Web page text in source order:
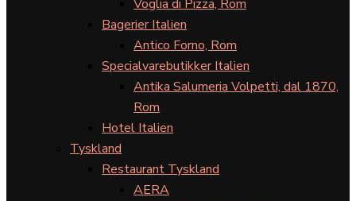
Voglia di Pizza, Rom
Bagerier Italien
Antico Forno, Rom
Specialvarebutikker Italien
Antika Salumeria Volpetti, dal 1870,
Rom
Hotel Italien
Tyskland
Restaurant Tyskland
AERA